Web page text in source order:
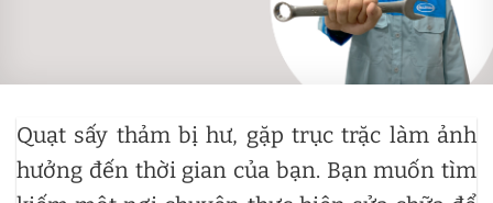
Quạt sấy thảm bị hư, gặp trục trặc làm ảnh
hưởng đến thời gian của bạn. Bạn muốn tìm